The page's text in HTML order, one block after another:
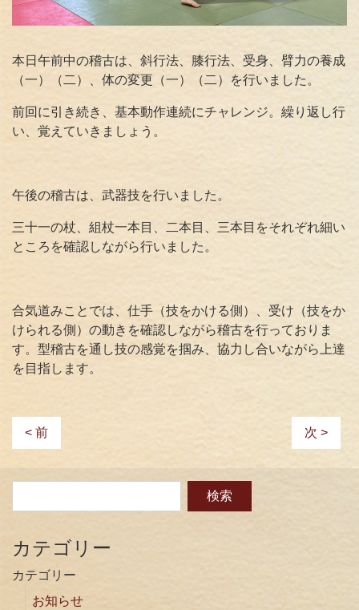
本日午前中の稽古は、斜行法、膝行法、受身、臂力の養成
（一）（二）、体の変更（一）（二）を行いました。
前回に引き続き、基本動作連続にチャレンジ。繰り返し行
い、覚えていきましょう。
午後の稽古は、武器技を行いました。
三十一の杖、組杖一本目、二本目、三本目をそれぞれ細い
ところを確認しながら行いました。
合気道みことでは、仕手（技をかける側）、受け（技をか
けられる側）の動きを確認しながら稽古を行っておりま
す。型稽古を通し技の感覚を掴み、協力し合いながら上達
を目指します。
< 前 次 >
カテゴリー
カテゴリー
お知らせ